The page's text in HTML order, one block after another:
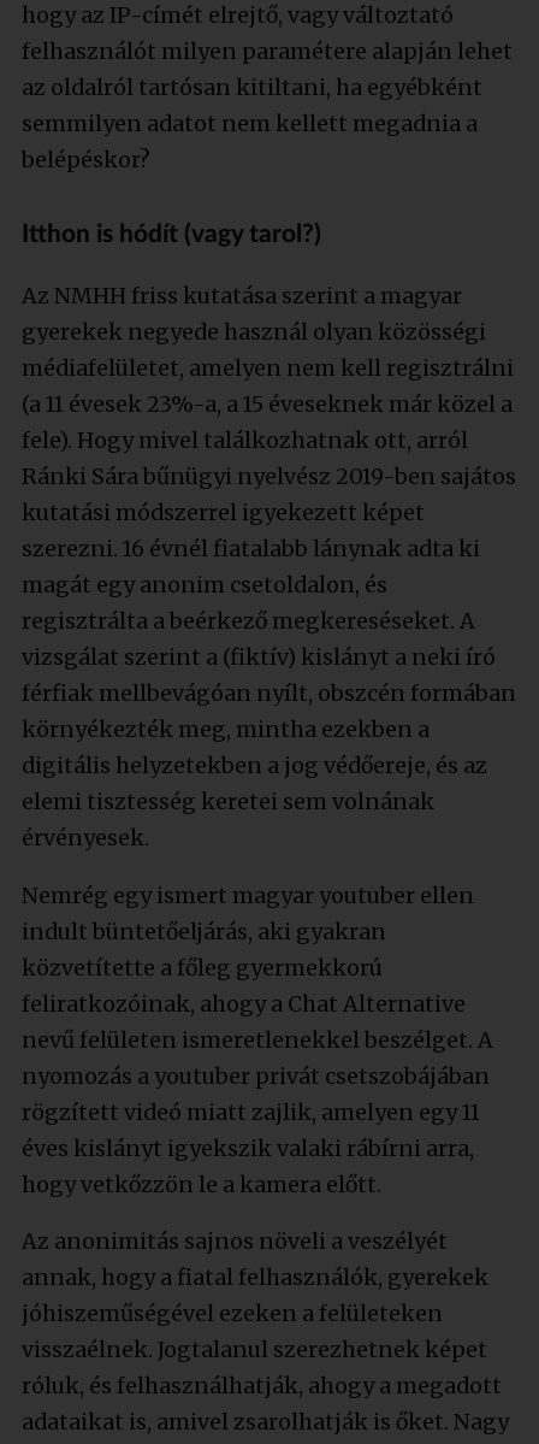
hogy az IP-címét elrejtő, vagy változtató
felhasználót milyen paramétere alapján lehet
az oldalról tartósan kitiltani, ha egyébként
semmilyen adatot nem kellett megadnia a
belépéskor?
Itthon is hódít (vagy tarol?)
Az NMHH friss kutatása szerint a magyar
gyerekek negyede használ olyan közösségi
médiafelületet, amelyen nem kell regisztrálni
(a 11 évesek 23%-a, a 15 éveseknek már közel a
fele). Hogy mivel találkozhatnak ott, arról
Ránki Sára bűnügyi nyelvész 2019-ben sajátos
kutatási módszerrel igyekezett képet
szerezni. 16 évnél fiatalabb lánynak adta ki
magát egy anonim csetoldalon, és
regisztrálta a beérkező megkereséseket. A
vizsgálat szerint a (fiktív) kislányt a neki író
férfiak mellbevágóan nyílt, obszcén formában
környékezték meg, mintha ezekben a
digitális helyzetekben a jog védőereje, és az
elemi tisztesség keretei sem volnának
érvényesek.
Nemrég egy ismert magyar youtuber ellen
indult büntetőeljárás, aki gyakran
közvetítette a főleg gyermekkorú
feliratkozóinak, ahogy a Chat Alternative
nevű felületen ismeretlenekkel beszélget. A
nyomozás a youtuber privát csetszobájában
rögzített videó miatt zajlik, amelyen egy 11
éves kislányt igyekszik valaki rábírni arra,
hogy vetkőzzön le a kamera előtt.
Az anonimitás sajnos növeli a veszélyét
annak, hogy a fiatal felhasználók, gyerekek
jóhiszeműségével ezeken a felületeken
visszaélnek. Jogtalanul szerezhetnek képet
róluk, és felhasználhatják, ahogy a megadott
adataikat is, amivel zsarolhatják is őket. Nagy